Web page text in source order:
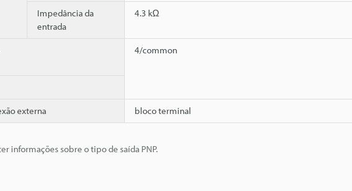
Impedância da
entrada
4.3 kΩ
4/common
externa bloco terminal
informações sobre o tipo de saída PNP.